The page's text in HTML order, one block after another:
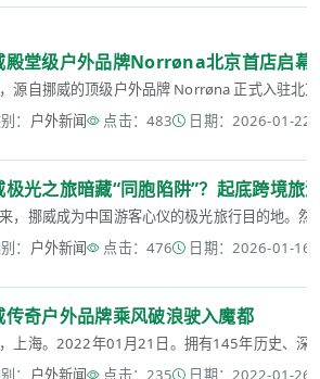
殿堂级户外品牌Norrøna北京首店启幕
源自挪威的顶级户外品牌 Norrøna 正式入驻北
： 户外新闻 点击：483 日期：2026-01-22
极光之旅暗藏“同胞陷阱”？起底跨境旅
，挪威成为中国游客心仪的极光旅行目的地。
： 户外新闻 点击：476 日期：2026-01-16
传奇户外品牌乘风破浪驶入魔都
上海。2022年01月21日。拥有145年历史、深
： 户外新闻 点击：235 日期：2022-01-26